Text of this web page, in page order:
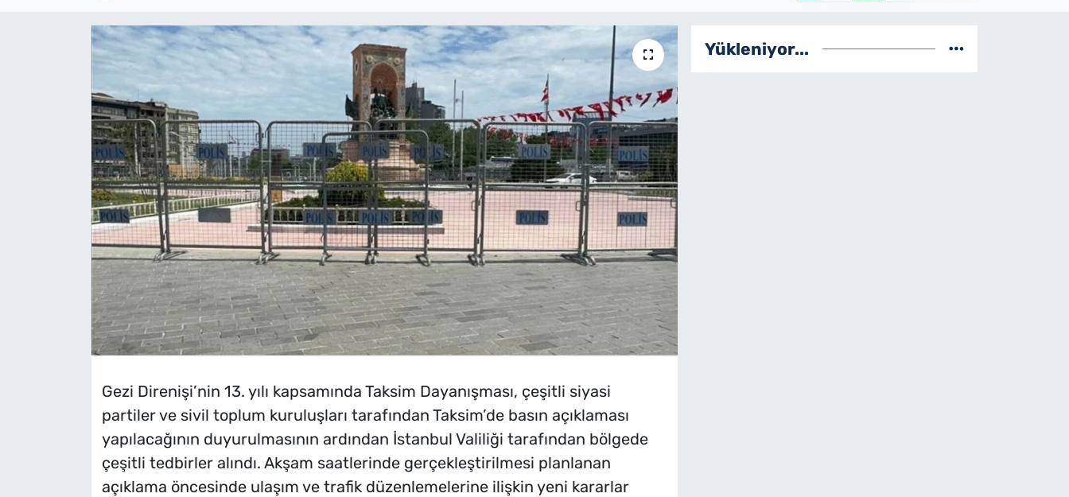
Gezi Direnişi’nin 13. yılı kapsamında Taksim Dayanışması, çeşitli siyasi
partiler ve sivil toplum kuruluşları tarafından Taksim’de basın açıklaması
yapılacağının duyurulmasının ardından İstanbul Valiliği tarafından bölgede
çeşitli tedbirler alındı. Akşam saatlerinde gerçekleştirilmesi planlanan
açıklama öncesinde ulaşım ve trafik düzenlemelerine ilişkin yeni kararlar
Yükleniyor...